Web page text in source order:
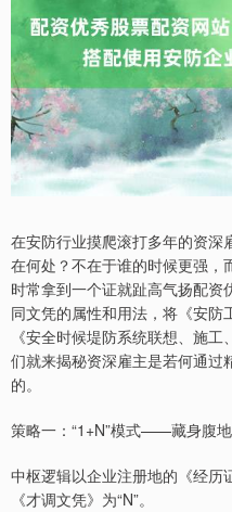
在安防行业摸爬滚打多年的资深
在何处？不在于谁的时候更强，
时常拿到一个证就趾高气扬配资
同文凭的属性和用法，将《安
《安全时候堤防系统联想、施
们就来揭秘资深雇主是若何通过
的。
策略一：“1+N”模式——藏身腹
中枢逻辑以企业注册地的《经历
《才调文凭》为“N”。